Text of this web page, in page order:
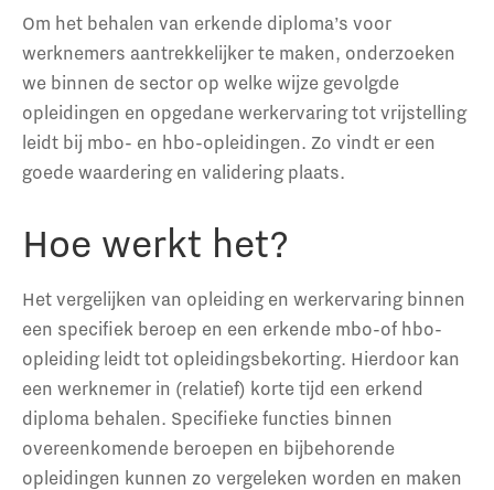
Om het behalen van erkende diploma’s voor
werknemers aantrekkelijker te maken, onderzoeken
we binnen de sector op welke wijze gevolgde
opleidingen en opgedane werkervaring tot vrijstelling
leidt bij mbo- en hbo-opleidingen. Zo vindt er een
goede waardering en validering plaats.
Hoe werkt het?
Het vergelijken van opleiding en werkervaring binnen
een specifiek beroep en een erkende mbo-of hbo-
opleiding leidt tot opleidingsbekorting. Hierdoor kan
een werknemer in (relatief) korte tijd een erkend
diploma behalen. Specifieke functies binnen
overeenkomende beroepen en bijbehorende
opleidingen kunnen zo vergeleken worden en maken